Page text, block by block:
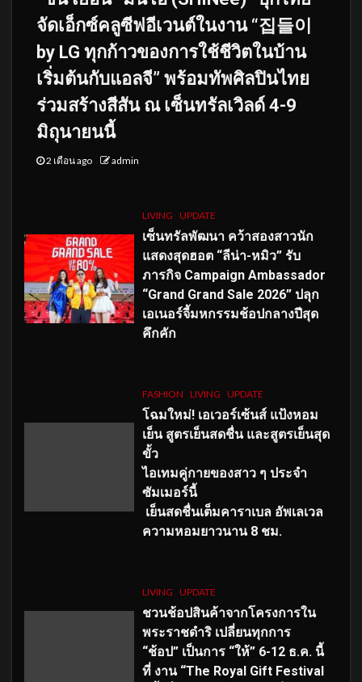
จัดเอ็กซ์คลูซีฟอีเวนต์ในงาน “집들이
by LG ทุกก้าวของการใช้ชีวิตในบ้าน
เริ่มต้นกับแอลจี” พร้อมทัพศิลปินไทย
ร่วมสร้างสีสัน ณ เซ็นทรัลเวิลด์ 4-9
มิถุนายนนี้
2 เดือน ago admin
LIVING UPDATE
เซ็นทรัลพัฒนา คว้าสองสาวนัก
แสดงสุดฮอต “ลีน่า-หมิว” รับ
ภารกิจ Campaign Ambassador
“Grand Grand Sale 2026” ปลุก
เอเนอร์จี้มหกรรมช้อปกลางปีสุด
คึกคัก
FASHION LIVING UPDATE
โฉมใหม่! เอเวอร์เซ้นส์ แป้งหอม
เย็น สูตรเย็นสดชื่น และสูตรเย็นสุด
ขั้ว
ไอเทมคู่กายของสาว ๆ ประจำ
ซัมเมอร์นี้
เย็นสดชื่นเต็มคาราเบล อัพเลเวล
ความหอมยาวนาน 8 ชม.
LIVING UPDATE
ชวนช้อปสินค้าจากโครงการใน
พระราชดำริ เปลี่ยนทุกการ
“ช้อป” เป็นการ “ให้” 6-12 ธ.ค. นี้
ที่ งาน “The Royal Gift Festival